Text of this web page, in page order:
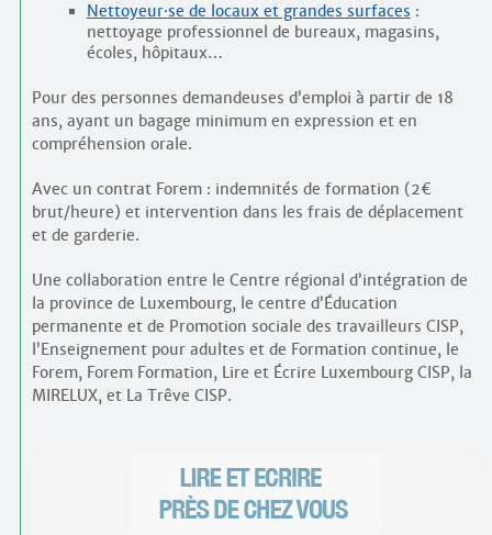
Nettoyeur·se de locaux et grandes surfaces :
nettoyage professionnel de bureaux, magasins,
écoles, hôpitaux…
Pour des personnes demandeuses d’emploi à partir de 18
ans, ayant un bagage minimum en expression et en
compréhension orale.
Avec un contrat Forem : indemnités de formation (2€
brut/heure) et intervention dans les frais de déplacement
et de garderie.
Une collaboration entre le Centre régional d’intégration de
la province de Luxembourg, le centre d’Éducation
permanente et de Promotion sociale des travailleurs CISP,
l’Enseignement pour adultes et de Formation continue, le
Forem, Forem Formation, Lire et Écrire Luxembourg CISP, la
MIRELUX, et La Trêve CISP.